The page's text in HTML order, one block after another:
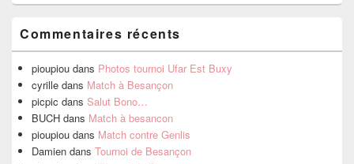
Commentaires récents
pioupiou dans Photos tournoi Ufar Est Buxy
cyrille dans Match à Besançon
picpic dans Salut Bono…
BUCH dans Match à besancon
pioupiou dans Match contre Genlis
Damien dans Tournoi de Besançon